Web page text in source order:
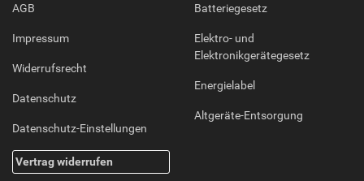
AGB
Impressum
Widerrufsrecht
Datenschutz
Datenschutz-Einstellungen
Vertrag widerrufen
Batteriegesetz
Elektro- und
Elektronikgerätegesetz
Energielabel
Altgeräte-Entsorgung